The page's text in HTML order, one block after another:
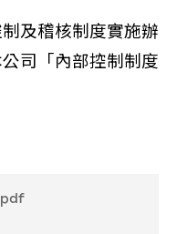
及稽核制度實施辦
司「內部控制制度
.pdf